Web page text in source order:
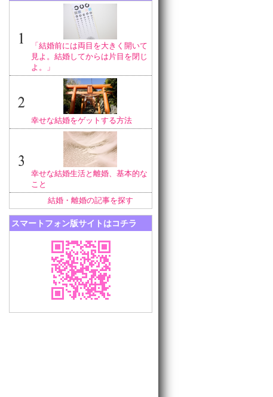
「結婚前には両目を大きく開いて
見よ。結婚してからは片目を閉じ
よ。」
幸せな結婚をゲットする方法
幸せな結婚生活と離婚、基本的な
こと
結婚・離婚の記事を探す
スマートフォン版サイトはコチラ